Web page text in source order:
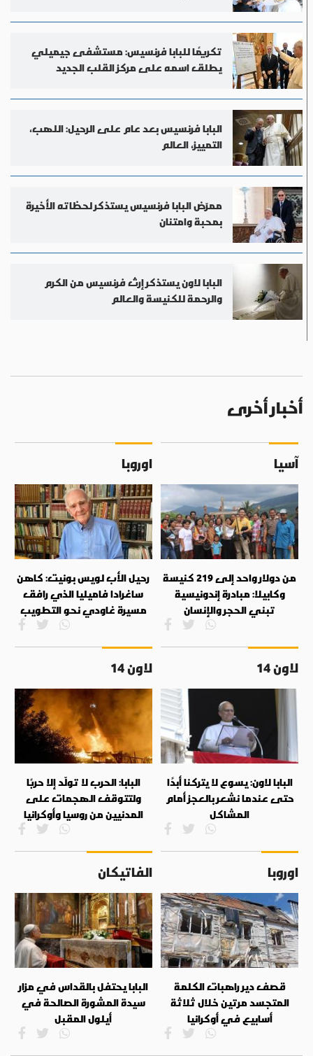
تكريمًا للبابا فرنسيس: مستشفى جيميلي
يطلق اسمه على مركز القلب الجديد
البابا فرنسيس بعد عام على الرحيل: اللهب،
التمييز، العالم
ممرّض البابا فرنسيس يستذكر لحظاته الأخيرة
بمحبة وامتنان
البابا لاون يستذكر إرث فرنسيس من الكرم
والرحمة للكنيسة والعالم
أخبار أخرى
آسيا
من دولار واحد إلى 219 كنيسة
وكابيلا: مبادرة إندونيسية
تبني الحجر والإنسان
اوروبا
رحيل الأب لويس بونيت: كاهن
ساغرادا فاميليا الذي رافق
مسيرة غاودي نحو التطويب
لاون 14
البابا لاون: يسوع لا يتركنا أبدًا
حتى عندما نشعر بالعجز أمام
المشاكل
لاون 14
البابا: الحرب لا تولّد إلا حربًا
ولتتوقف الهجمات على
المدنيين من روسيا وأوكرانيا
اوروبا
قصف دير راهبات الكلمة
المتجسد مرتين خلال ثلاثة
أسابيع في أوكرانيا
الفاتيكان
البابا يحتفل بالقداس في مزار
سيدة المشورة الصالحة في
أيلول المقبل